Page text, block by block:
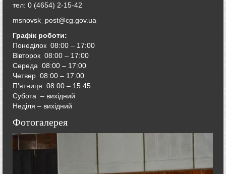
тел: 0 (4654) 2-15-42
msnovsk_post@cg.gov.ua
Графік роботи:
Понеділок 08:00 – 17:00
Вівторок 08:00 – 17:00
Середа 08:00 – 17:00
Четвер 08:00 – 17:00
П’ятниця 08:00 – 15:45
Субота – вихідний
Неділя – вихідний
Фотогалерея